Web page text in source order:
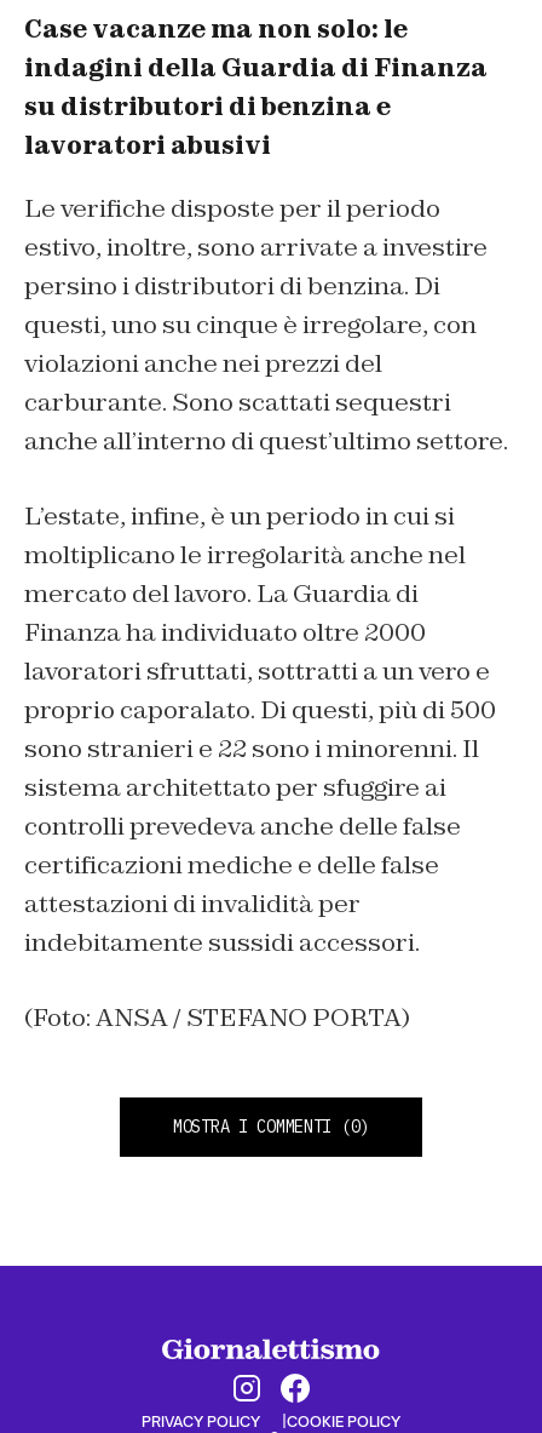
Case vacanze ma non solo: le
indagini della Guardia di Finanza
su distributori di benzina e
lavoratori abusivi
Le verifiche disposte per il periodo
estivo, inoltre, sono arrivate a investire
persino i distributori di benzina. Di
questi, uno su cinque è irregolare, con
violazioni anche nei prezzi del
carburante. Sono scattati sequestri
anche all’interno di quest’ultimo settore.
L’estate, infine, è un periodo in cui si
moltiplicano le irregolarità anche nel
mercato del lavoro. La Guardia di
Finanza ha individuato oltre 2000
lavoratori sfruttati, sottratti a un vero e
proprio caporalato. Di questi, più di 500
sono stranieri e 22 sono i minorenni. Il
sistema architettato per sfuggire ai
controlli prevedeva anche delle false
certificazioni mediche e delle false
attestazioni di invalidità per
indebitamente sussidi accessori.
(Foto: ANSA / STEFANO PORTA)
MOSTRA I COMMENTI (0)
PRIVACY POLICY COOKIE POLICY